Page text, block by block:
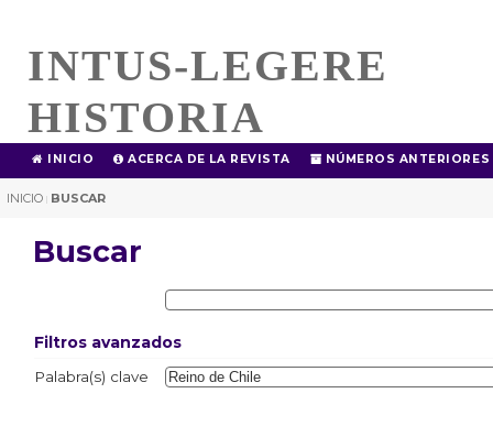
INTUS-LEGERE
HISTORIA
INICIO ACERCA DE LA REVISTA NÚMEROS ANTERIORES
INICIO | BUSCAR
Buscar
Filtros avanzados
Palabra(s) clave